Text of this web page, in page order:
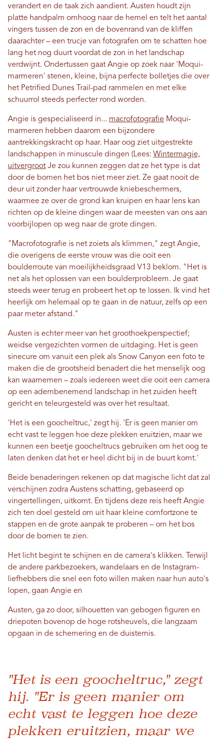
verandert en de taak zich aandient. Austen houdt zijn
platte handpalm omhoog naar de hemel en telt het aantal
vingers tussen de zon en de bovenrand van de kliffen
daarachter – een trucje van fotografen om te schatten hoe
lang het nog duurt voordat de zon in het landschap
verdwijnt. Ondertussen gaat Angie op zoek naar 'Moqui-
marmeren' stenen, kleine, bijna perfecte bolletjes die over
het Petrified Dunes Trail-pad rammelen en met elke
schuurrol steeds perfecter rond worden.
Angie is gespecialiseerd in... macrofotografie Moqui-
marmeren hebben daarom een ​​bijzondere
aantrekkingskracht op haar. Haar oog ziet uitgestrekte
landschappen in minuscule dingen (Lees: Wintermagie,
uitvergroot Je zou kunnen zeggen dat ze het type is dat
door de bomen het bos niet meer ziet. Ze gaat nooit de
deur uit zonder haar vertrouwde kniebeschermers,
waarmee ze over de grond kan kruipen en haar lens kan
richten op de kleine dingen waar de meesten van ons aan
voorbijlopen op weg naar de grote dingen.
"Macrofotografie is net zoiets als klimmen," zegt Angie,
die overigens de eerste vrouw was die ooit een
boulderroute van moeilijkheidsgraad V13 beklom. "Het is
net als het oplossen van een boulderprobleem. Je gaat
steeds weer terug en probeert het op te lossen. Ik vind het
heerlijk om helemaal op te gaan in de natuur, zelfs op een
paar meter afstand."
Austen is echter meer van het groothoekperspectief;
weidse vergezichten vormen de uitdaging. Het is geen
sinecure om vanuit een plek als Snow Canyon een foto te
maken die de grootsheid benadert die het menselijk oog
kan waarnemen – zoals iedereen weet die ooit een camera
op een adembenemend landschap in het zuiden heeft
gericht en teleurgesteld was over het resultaat.
'Het is een goocheltruc,' zegt hij. 'Er is geen manier om
echt vast te leggen hoe deze plekken eruitzien, maar we
kunnen een beetje goocheltrucs gebruiken om het oog te
laten denken dat het er heel dicht bij in de buurt komt.'
Beide benaderingen rekenen op dat magische licht dat zal
verschijnen zodra Austens schatting, gebaseerd op
vingertellingen, uitkomt. En tijdens deze reis heeft Angie
zich ten doel gesteld om uit haar kleine comfortzone te
stappen en de grote aanpak te proberen – om het bos
door de bomen te zien.
Het licht begint te schijnen en de camera's klikken. Terwijl
de andere parkbezoekers, wandelaars en de Instagram-
liefhebbers die snel een foto willen maken naar hun auto's
lopen, gaan Angie en
Austen, ga zo door, silhouetten van gebogen figuren en
driepoten bovenop de hoge rotsheuvels, die langzaam
opgaan in de schemering en de duisternis.
"Het is een goocheltruc," zegt
hij. "Er is geen manier om
echt vast te leggen hoe deze
plekken eruitzien, maar we